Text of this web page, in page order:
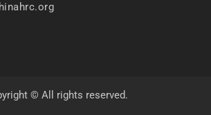
.org
© All rights reserved.